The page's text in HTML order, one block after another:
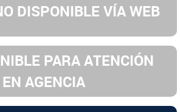
DISPONIBLE VÍA WEB
PARA ATENCIÓN
EN AGENCIA